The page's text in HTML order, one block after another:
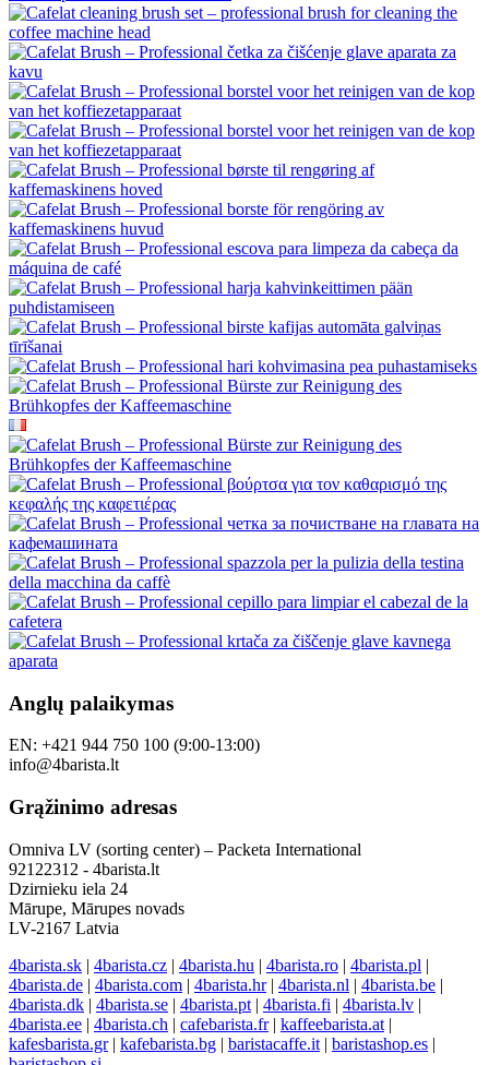
Anglų palaikymas
EN: +421 944 750 100 (9:00-13:00)
info@4barista.lt
Grąžinimo adresas
Omniva LV (sorting center) – Packeta International
92122312 - 4barista.lt
Dzirnieku iela 24
Mārupe, Mārupes novads
LV-2167 Latvia
4barista.sk | 4barista.cz | 4barista.hu | 4barista.ro | 4barista.pl |
4barista.de | 4barista.com | 4barista.hr| 4barista.nl | 4barista.be |
4barista.dk | 4barista.se | 4barista.pt | 4barista.fi | 4barista.lv |
4barista.ee | 4barista.ch | cafebarista.fr| kaffeebarista.at |
kafesbarista.gr| kafebarista.bg | baristacaffe.it | baristashop.es |